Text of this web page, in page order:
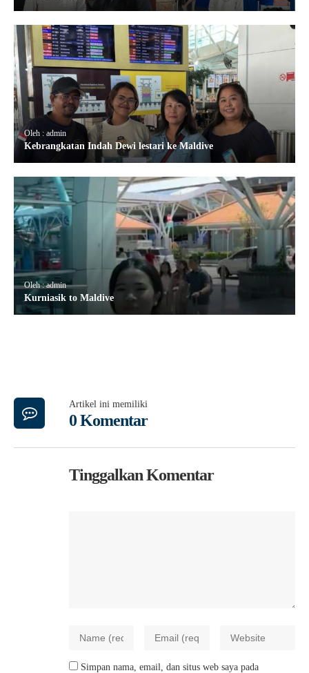
Oleh : admin
Kebrangkatan Indah Dewi lestari ke Maldive
Oleh : admin
Kurniasik to Maldive
Artikel ini memiliki
0 Komentar
Tinggalkan Komentar
Simpan nama, email, dan situs web saya pada